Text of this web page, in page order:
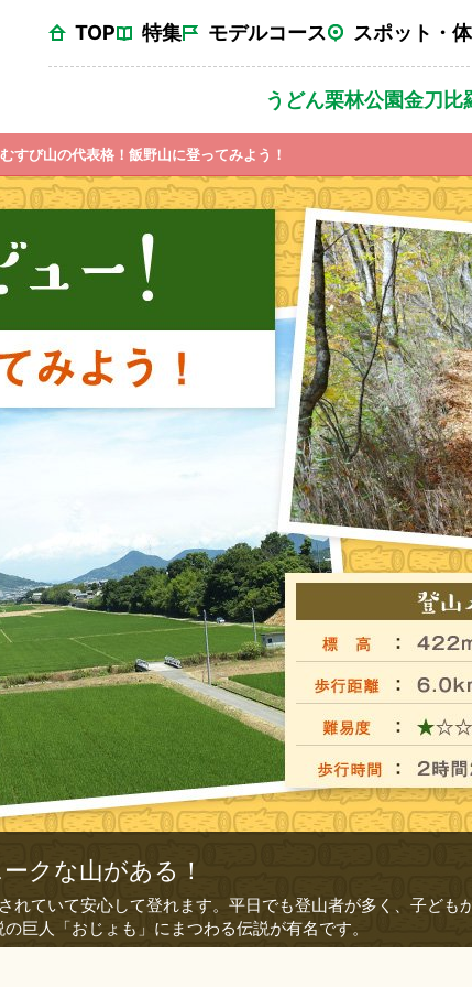
TOP 特集 モデルコース スポット・
うどん栗林公園金刀比
すび山の代表格！飯野山に登ってみよう！
クな山がある！
れていて安心して登れます。平日でも登山者が多く、子ども
巨人「おじょも」にまつわる伝説が有名です。